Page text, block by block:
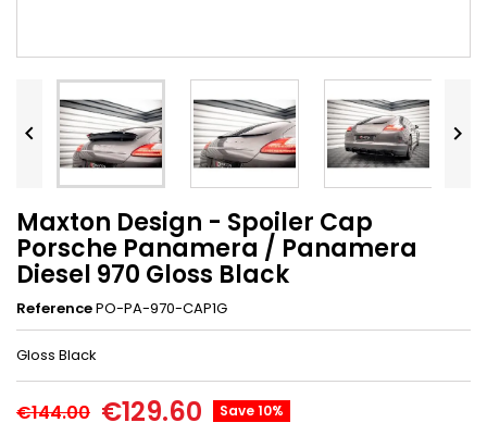
 
Maxton Design - Spoiler Cap
Porsche Panamera / Panamera
Diesel 970 Gloss Black
ReferencePO-PA-970-CAP1G
Gloss Black
€144.00 €129.60 Save 10%